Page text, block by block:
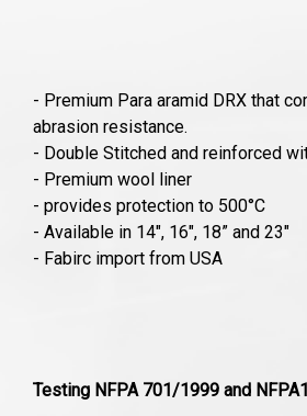
- Premium Para aramid DRX that
abrasion resistance.
- Double Stitched and reinforced
- Premium wool liner
- provides protection to 500°C
- Available in 14", 16", 18” and 23"
- Fabirc import from USA
Testing NFPA 701/1999 and